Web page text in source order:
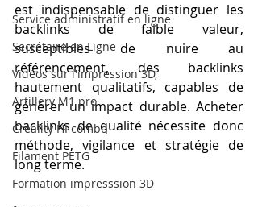
Service administratif en ligne
Secrétaire en Ligne
Vidéos sur l'impression 3D,
Artillery M1 pro
Creality HI combo
Filament PETG
Formation impresssion 3D
est indispensable de distinguer les
backlinks de faible valeur,
susceptibles de nuire au
référencement, des backlinks
hautement qualitatifs, capables de
générer un impact durable. Acheter
backlinks de qualité nécessite donc
méthode, vigilance et stratégie de
long terme.